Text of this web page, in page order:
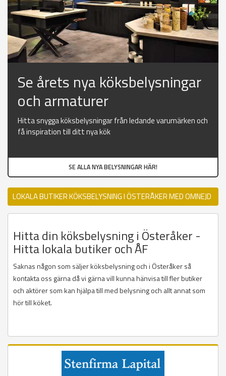
Se årets nya köksbelysningar
och armaturer
Hitta snygga köksbelysningar från ledande varumärken och
få inspiration till ditt nya kök
SE ALLA NYA BELYSNINGAR HÄR!
LOKALA BUTIKER KÖKSBELYSNING I ÖSTERÅKER MED OMNEJD
Hitta din köksbelysning i Österåker -
Hitta lokala butiker och ÅF
Saknas någon som säljer köksbelysning och i Österåker så
kontakta oss gärna då vi gärna vill kunna hänvisa till fler butiker
och aktörer som kan hjälpa till med belysning och allt annat som
hör till köket.